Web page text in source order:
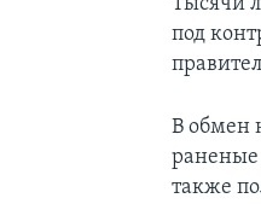
под
В обмен
также